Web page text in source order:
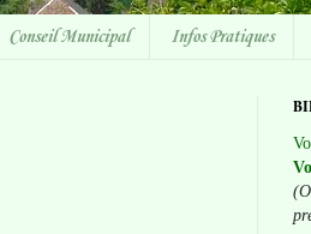
Conseil Municipal Infos Pratiques